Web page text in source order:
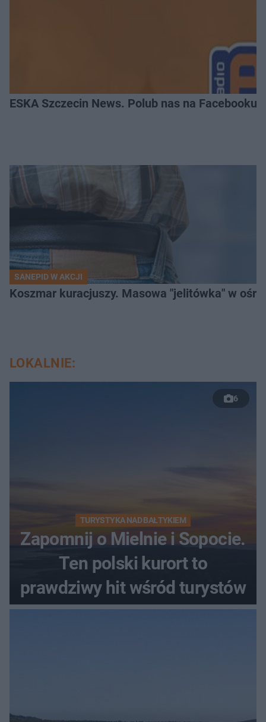
ESKA Szczecin News. Polub nas na Facebooku!
SANEPID W AKCJI
Koszmar kuracjuszy. Masowa "jelitówka" w
LOKALNIE:
6
TURYSTYKA NAD BAŁTYKIEM
Zapomnij o Mielnie i Sopocie.
Ten polski kurort to
prawdziwy hit wśród turystów